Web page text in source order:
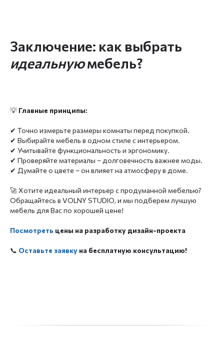
Заключение: как выбрать
идеальнуюмебель?
💡 Главные принципы:
✔ Точно измерьте размеры комнаты перед покупкой.
✔ Выбирайте мебель в одном стиле с интерьером.
✔ Учитывайте функциональность и эргономику.
✔ Проверяйте материалы – долговечность важнее моды.
✔ Думайте о цвете – он влияет на атмосферу в доме.
🚀 Хотите идеальный интерьер с продуманной мебелью?
Обращайтесь в VOLNY STUDIO, и мы подберем лучшую
мебель для Вас по хорошей цене!
Посмотреть цены на разработку дизайн-проекта
📞 Оставьте заявку на бесплатную консультацию!